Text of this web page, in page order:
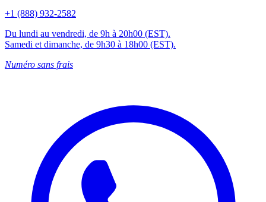
+1 (888) 932-2582
Du lundi au vendredi, de 9h à 20h00 (EST).
Samedi et dimanche, de 9h30 à 18h00 (EST).
Numéro sans frais